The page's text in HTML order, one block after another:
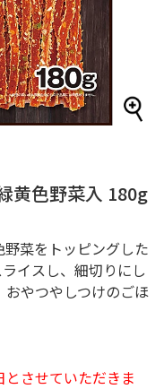
黄色野菜入 180g
菜をトッピングした
イスし、細切りにし
やつやしつけのごほ
させていただきま